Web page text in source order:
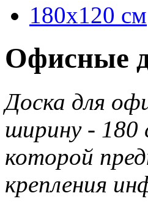
180х120 см
Офисные
Доска для
ширину - 180
которой
крепления